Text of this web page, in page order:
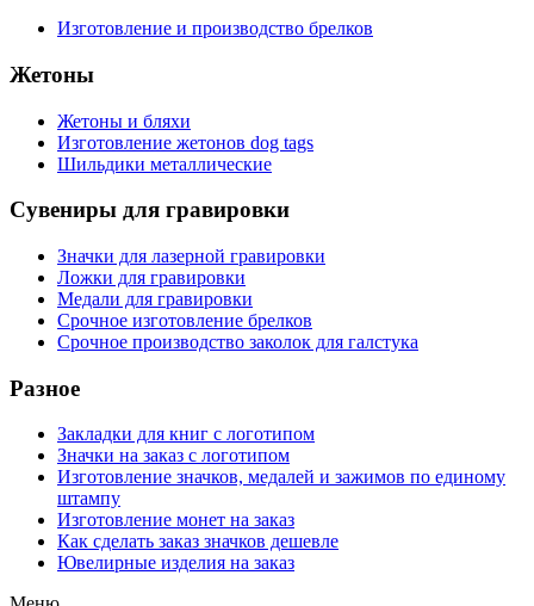
Изготовление и производство брелков
Жетоны
Жетоны и бляхи
Изготовление жетонов dog tags
Шильдики металлические
Сувениры для гравировки
Значки для лазерной гравировки
Ложки для гравировки
Медали для гравировки
Срочное изготовление брелков
Срочное производство заколок для галстука
Разное
Закладки для книг с логотипом
Значки на заказ с логотипом
Изготовление значков, медалей и зажимов по единому
штампу
Изготовление монет на заказ
Как сделать заказ значков дешевле
Ювелирные изделия на заказ